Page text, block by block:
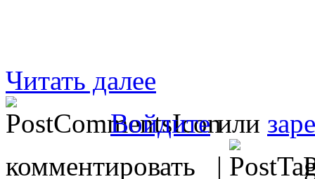
Читать далее
Войдитеили
комментировать |